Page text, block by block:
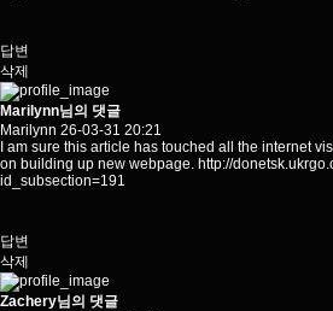
답변
삭제
Marilynn님의 댓글
Marilynn 26-03-31 20:21
I am sure this article has touched all the internet
on building up new webpage. http://
id_subsection=191
답변
삭제
Zachery님의 댓글